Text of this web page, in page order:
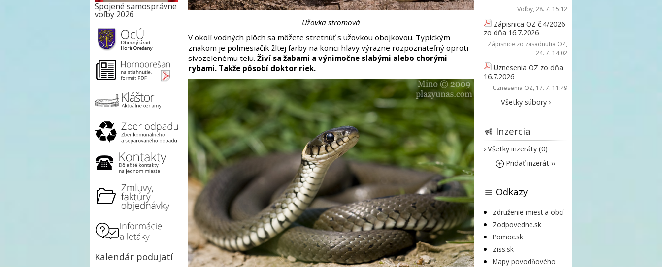
Užovka stromová
V okolí vodných plôch sa môžete stretnúť s užovkou obojkovou. Typickým
znakom je polmesiačik žltej farby na konci hlavy výrazne rozpoznateľný oproti
sivozelenému telu. Živí sa žabami a výnimočne slabými alebo chorými
rybami. Takže pôsobí doktor riek.
Spojené samosprávne
voľby 2026
Kalendár podujatí
Voľby, 28. 7. 15:12
Zápisnica OZ č.4/2026
zo dňa 16.7.2026
Zápisnice zo zasadnutia OZ,
24. 7. 14:02
Uznesenia OZ zo dňa
16.7.2026
Uznesenia OZ, 17. 7. 11:49
Všetky súbory ›
Inzercia
› Všetky inzeráty (0)
Pridať inzerát ››
Odkazy
Združenie miest a obcí
Zodpovedne.sk
Pomoc.sk
Ziss.sk
Mapy povodňového